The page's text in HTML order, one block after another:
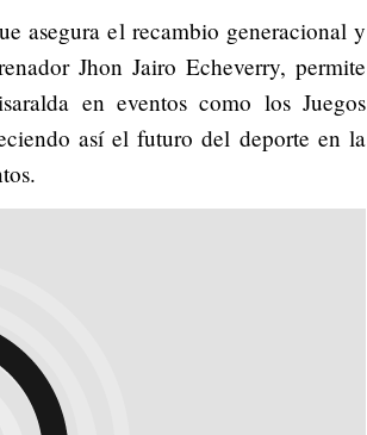
asegura el recambio generacional y
Jhon Jairo Echeverry, permite
en eventos como los Juegos
así el futuro del deporte en la